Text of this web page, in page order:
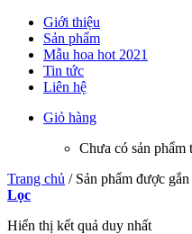
Giới thiệu
Sản phẩm
Mẫu hoa hot 2021
Tin tức
Liên hệ
Giỏ hàng
Chưa có sản phẩm
Trang chủ /Sản phẩm được
Lọc
Hiển thị kết quả duy nhất